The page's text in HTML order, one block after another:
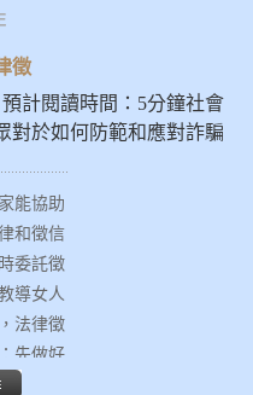
家示警
家分析
徵
計閱讀時間：5分鐘社會
對於如何防範和應對詐騙
能協助
和徵信
委託徵
導女人
法律徵
先做好
訴你這